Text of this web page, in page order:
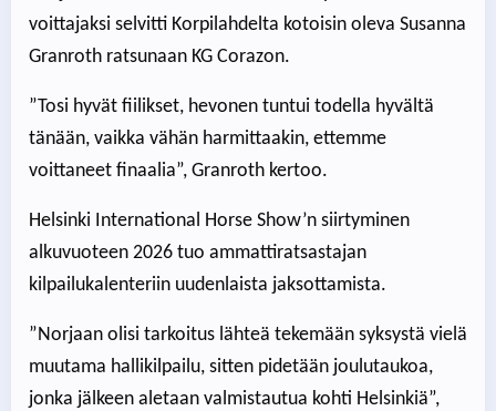
voittajaksi selvitti Korpilahdelta kotoisin oleva Susanna
Granroth ratsunaan KG Corazon.
”Tosi hyvät fiilikset, hevonen tuntui todella hyvältä
tänään, vaikka vähän harmittaakin, ettemme
voittaneet finaalia”, Granroth kertoo.
Helsinki International Horse Show’n siirtyminen
alkuvuoteen 2026 tuo ammattiratsastajan
kilpailukalenteriin uudenlaista jaksottamista.
”Norjaan olisi tarkoitus lähteä tekemään syksystä vielä
muutama hallikilpailu, sitten pidetään joulutaukoa,
jonka jälkeen aletaan valmistautua kohti Helsinkiä”,